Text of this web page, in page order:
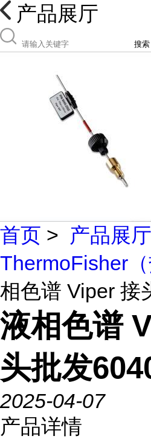
产品展厅
搜索
首页 > 产品展厅
ThermoFisher（
相色谱 Viper 接
液相色谱
头批发
2025-04-07
产品详情